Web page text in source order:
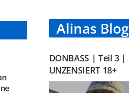
Alinas Blog
DONBASS | Teil 3 |
UNZENSIERT 18+